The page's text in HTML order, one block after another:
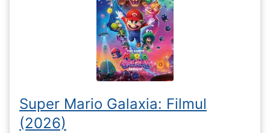
Super Mario Galaxia: Filmul
(2026)